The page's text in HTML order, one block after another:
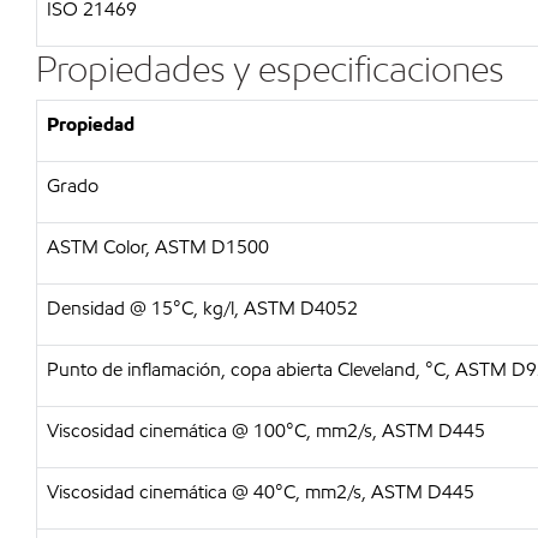
ISO 21469
Propiedades y especificaciones
Propiedad
Grado
ASTM Color, ASTM D1500
Densidad @ 15°C, kg/l, ASTM D4052
Punto de inflamación, copa abierta Cleveland, °C, ASTM
Viscosidad cinemática @ 100°C, mm2/s, ASTM D445
Viscosidad cinemática @ 40°C, mm2/s, ASTM D445